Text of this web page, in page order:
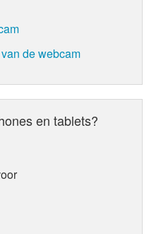
de webcam
en tablets?